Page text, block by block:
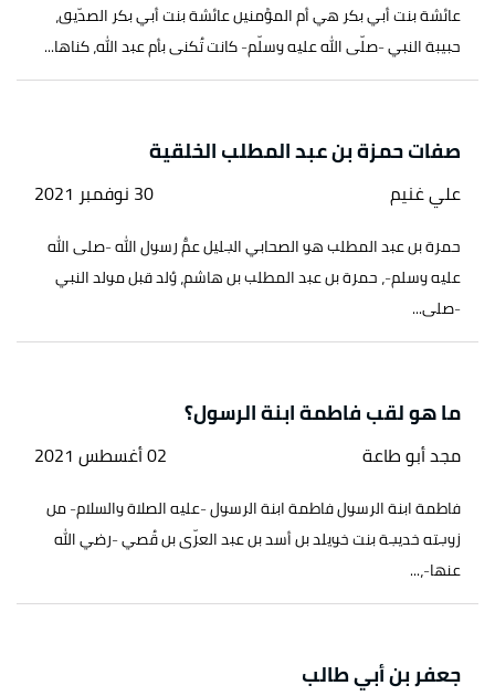
عائشة بنت أبي بكر هي أم المؤمنين عائشة بنت أبي بكر الصدّيق،
حبيبة النبي -صلّى الله عليه وسلّم- كانت تُكنى بأم عبد الله، كناها...
صفات حمزة بن عبد المطلب الخلقية
علي غنيم 30 نوفمبر 2021
حمزة بن عبد المطلب هو الصحابي الجليل عمُّ رسول الله -صلى الله
عليه وسلم-، حمزة بن عبد المطلب بن هاشم، وُلد قبل مولد النبي
-صلى...
ما هو لقب فاطمة ابنة الرسول؟
مجد أبو طاعة 02 أغسطس 2021
فاطمة ابنة الرسول فاطمة ابنة الرسول -عليه الصلاة والسلام- من
زوجته خديجة بنت خويلد بن أسد بن عبد العزّى بن قُصي -رضي الله
عنها-،...
جعفر بن أبي طالب